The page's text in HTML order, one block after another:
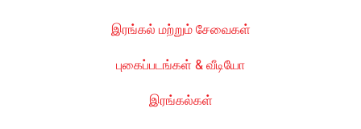
இரங்கல் மற்றும் சேவைகள்
புகைப்படங்கள் & வீடியோ
இரங்கல்கள்